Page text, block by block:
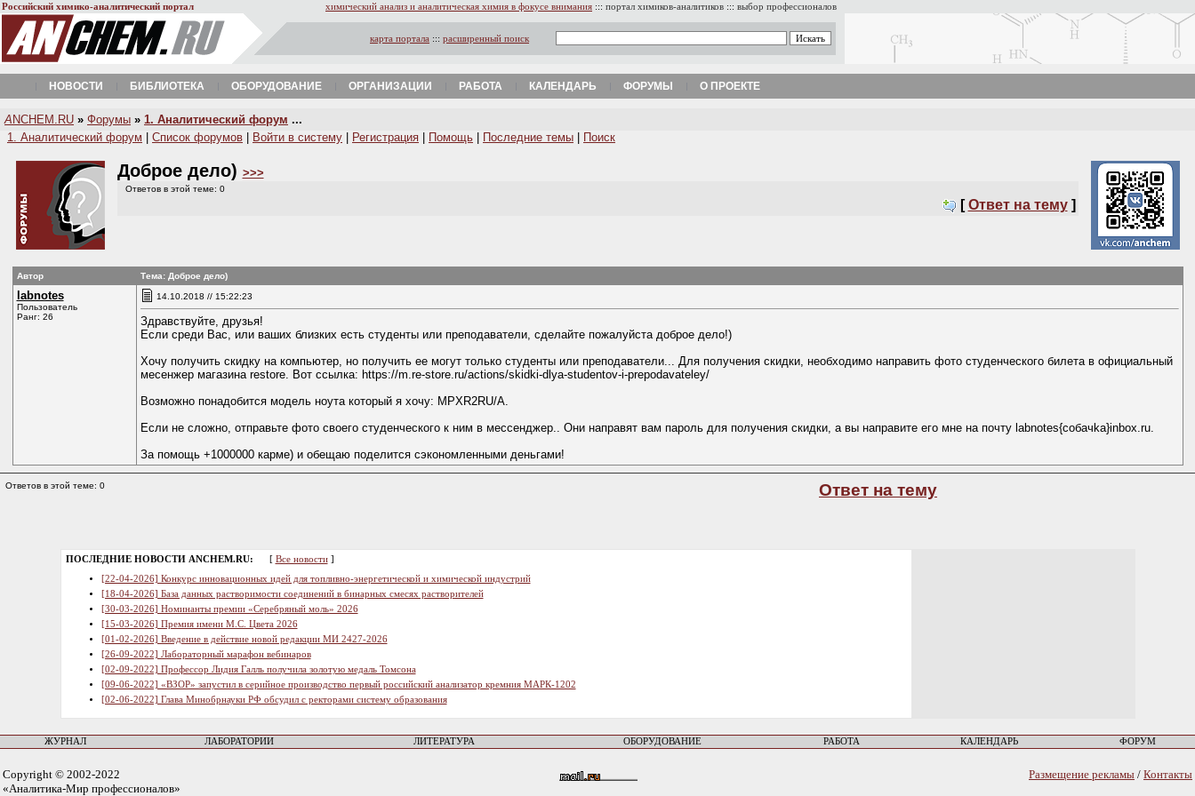
Российский химико-аналитический портал химический анализ и аналитическая химия в фокусе внимания ::: портал химиков-аналитиков ::: выбор профессионалов
карта портала ::: расширенный поиск
НОВОСТИ БИБЛИОТЕКА ОБОРУДОВАНИЕ ОРГАНИЗАЦИИ РАБОТА КАЛЕНДАРЬ ФОРУМЫ О ПРОЕКТЕ
A NCHEM.RU » Форумы » 1. Аналитический форум ...
1. Аналитический форум
Список форумов Войти в систему Регистрация Помощь Последние темы Поиск
Доброе дело) >>>
Ответов в этой теме: 0
[ Ответ на тему ]
Автор Тема: Доброе дело)
labnotes
Пользователь
Ранг: 26
14.10.2018 // 15:22:23
Здравствуйте, друзья!
Если среди Вас, или ваших близких есть студенты или преподаватели, сделайте пожалуйста доброе дело!)
Хочу получить скидку на компьютер, но получить ее могут только студенты или преподаватели... Для получения скидки, необходимо направить фото студенческого билета в официальный
месенжер магазина restore. Вот ссылка: https://m.re-store.ru/actions/skidki-dlya-studentov-i-prepodavateley/
Возможно понадобится модель ноута который я хочу: MPXR2RU/A.
Если не сложно, отправьте фото своего студенческого к ним в мессенджер.. Они направят вам пароль для получения скидки, а вы направите его мне на почту labnotes{coбaчkа}inbox.ru.
За помощь +1000000 карме) и обещаю поделится сэкономленными деньгами!
Ответов в этой теме: 0 Ответ на тему
ПОСЛЕДНИЕ НОВОСТИ ANCHEM.RU: [ Все новости]
[22-04-2026] Конкурс инновационных идей для топливно-энергетической и химической индустрий
[18-04-2026] База данных растворимости соединений в бинарных смесях растворителей
[30-03-2026] Номинанты премии «Серебряный моль» 2026
[15-03-2026] Премия имени М.С. Цвета 2026
[01-02-2026] Введение в действие новой редакции МИ 2427-2026
[26-09-2022] Лабораторный марафон вебинаров
[02-09-2022] Профессор Лидия Галль получила золотую медаль Томсона
[09-06-2022] «ВЗОР» запустил в серийное производство первый российский анализатор кремния МАРК-1202
[02-06-2022] Глава Минобрнауки РФ обсудил с ректорами систему образования
ЖУРНАЛ ЛАБОРАТОРИИ ЛИТЕРАТУРА ОБОРУДОВАНИЕ РАБОТА КАЛЕНДАРЬ ФОРУМ
Copyright © 2002-2022
«Аналитика-Мир профессионалов»
Размещение рекламы / Контакты